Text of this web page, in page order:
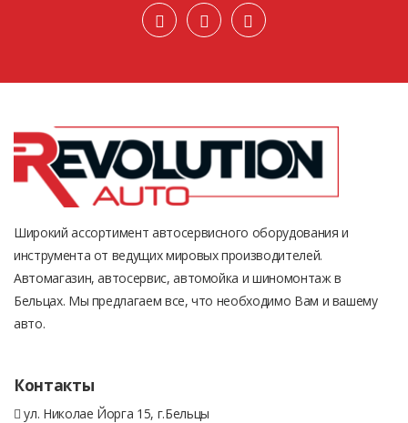
Широкий ассортимент автосервисного оборудования и
инструмента от ведущих мировых производителей.
Автомагазин, автосервис, автомойка и шиномонтаж в
Бельцах. Мы предлагаем все, что необходимо Вам и вашему
авто.
Контакты
ул. Николае Йорга 15, г.Бельцы